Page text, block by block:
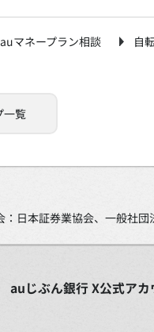
auマネープラン相談
自
一覧
日本証券業協会、一般社
auじぶん銀行X公式アカ